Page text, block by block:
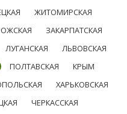
ЖИТОМИРСКАЯ
ЗАКАРПАТСКАЯ
ЛУГАНСКАЯ
ЛЬВОВСКАЯ
ПОЛТАВСКАЯ
КРЫМ
ХАРЬКОВСКАЯ
ЧЕРКАССКАЯ